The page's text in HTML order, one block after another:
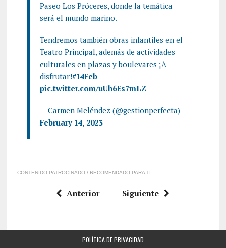
Paseo Los Próceres, donde la temática
será el mundo marino.
Tendremos también obras infantiles en el
Teatro Principal, además de actividades
culturales en plazas y boulevares ¡A
disfrutar!#14Feb
pic.twitter.com/uUh6Es7mLZ
— Carmen Meléndez (@gestionperfecta)
February 14, 2023
CONTENIDO PATROCINADO / RECOMENDADO PARA TI
Anterior Siguiente
POLÍTICA DE PRIVACIDAD